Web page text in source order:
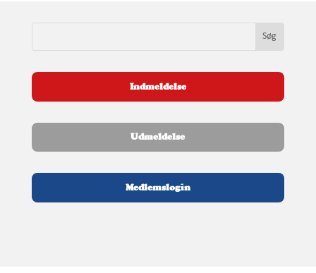
Indmeldelse
Udmeldelse
Medlemslogin